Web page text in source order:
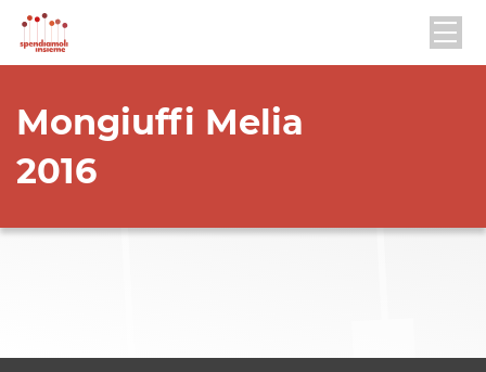
Mongiuffi Melia
2016